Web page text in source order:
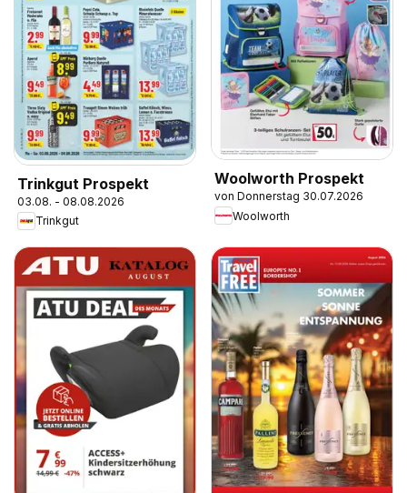
Trinkgut Prospekt
03.08. - 08.08.2026
Trinkgut
Woolworth Prospekt
von Donnerstag 30.07.2026
Woolworth